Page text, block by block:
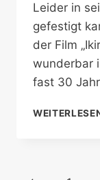
Leider in
gefestigt
der Film
wunderbar
fast 30